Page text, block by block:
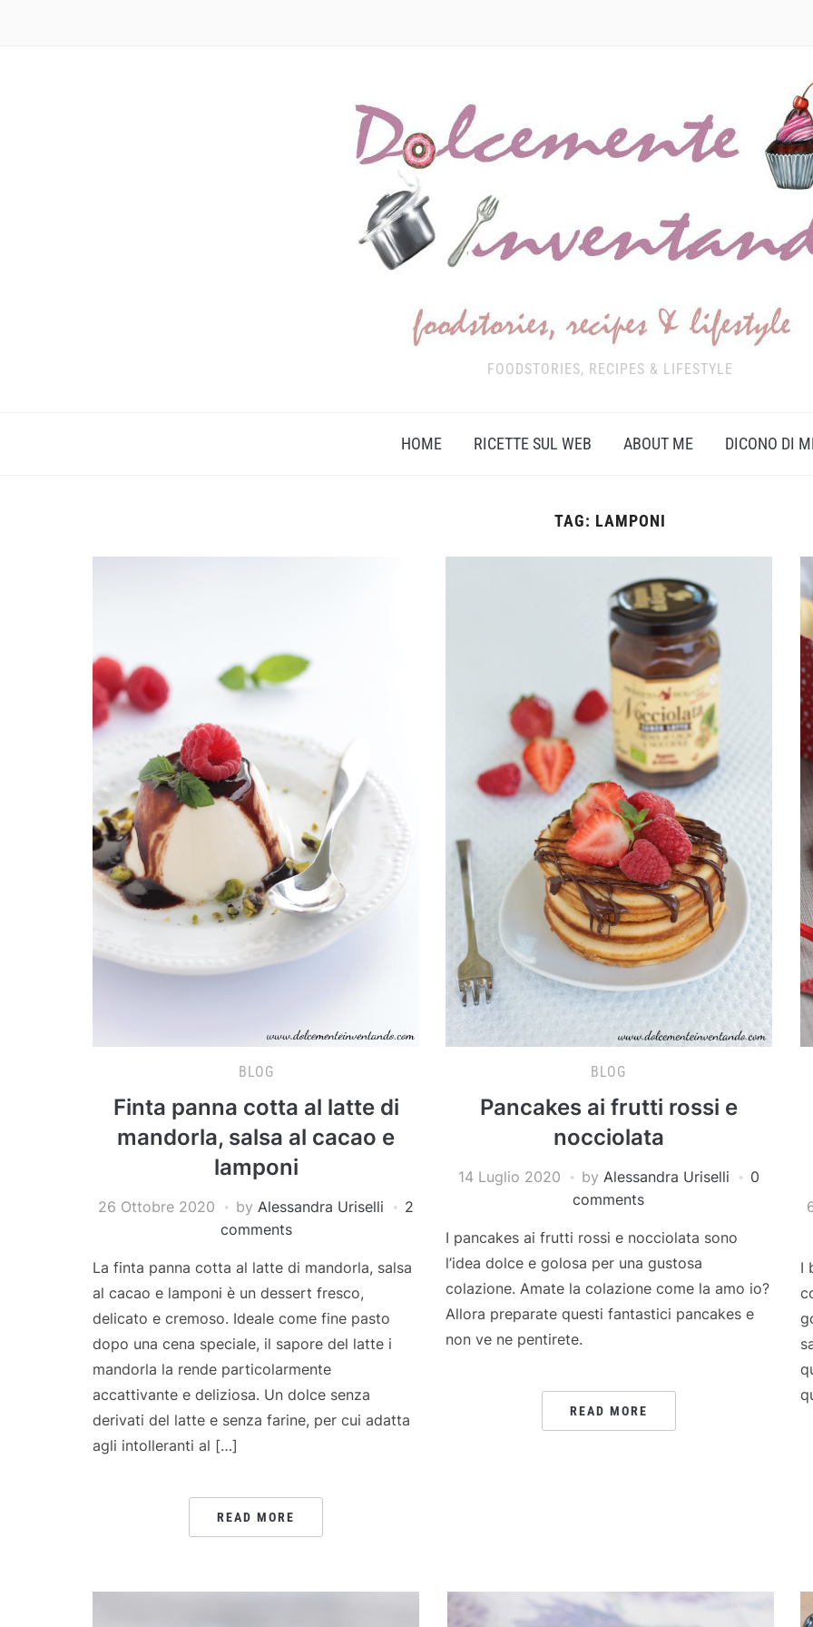
FOODSTORIES, RECIPES & LIFESTYLE
HOME RICETTE SUL WEB ABOUT ME DICONO DI
TAG: LAMPONI
BLOG
Finta panna cotta al latte di
mandorla, salsa al cacao e
lamponi
26 Ottobre 2020 by Alessandra Uriselli
2
comments
La finta panna cotta al latte di mandorla, salsa
al cacao e lamponi è un dessert fresco,
delicato e cremoso. Ideale come fine pasto
dopo una cena speciale, il sapore del latte i
mandorla la rende particolarmente
accattivante e deliziosa. Un dolce senza
derivati del latte e senza farine, per cui adatta
agli intolleranti al […]
READ MORE
BLOG
Pancakes ai frutti rossi e
nocciolata
14 Luglio 2020 by Alessandra Uriselli
0
comments
I pancakes ai frutti rossi e nocciolata sono
l’idea dolce e golosa per una gustosa
colazione. Amate la colazione come la amo io?
Allora preparate questi fantastici pancakes e
non ve ne pentirete.
READ MORE
I